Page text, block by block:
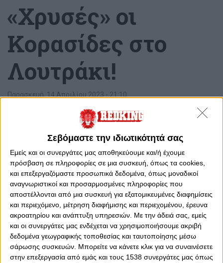
Σεβόμαστε την ιδιωτικότητά σας
Εμείς και οι συνεργάτες μας αποθηκεύουμε και/ή έχουμε
πρόσβαση σε πληροφορίες σε μια συσκευή, όπως τα cookies,
και επεξεργαζόμαστε προσωπικά δεδομένα, όπως μοναδικοί
αναγνωριστικοί και προσαρμοσμένες πληροφορίες που
αποστέλλονται από μια συσκευή για εξατομικευμένες διαφημίσεις
και περιεχόμενο, μέτρηση διαφήμισης και περιεχομένου, έρευνα
ακροατηρίου και ανάπτυξη υπηρεσιών. Με την άδειά σας, εμείς
και οι συνεργάτες μας ενδέχεται να χρησιμοποιήσουμε ακριβή
δεδομένα γεωγραφικής τοποθεσίας και ταυτοποίησης μέσω
σάρωσης συσκευών. Μπορείτε να κάνετε κλικ για να συναινέσετε
στην επεξεργασία από εμάς και τους 1538 συνεργάτες μας όπως
«Χρυσές» οι
Κορασίδες στο
Λουτράκι!
Παρασκευή, 14 Απριλίου 2023 - 21:10
0 0